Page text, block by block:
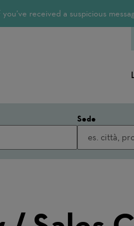
received a suspicious
Sede